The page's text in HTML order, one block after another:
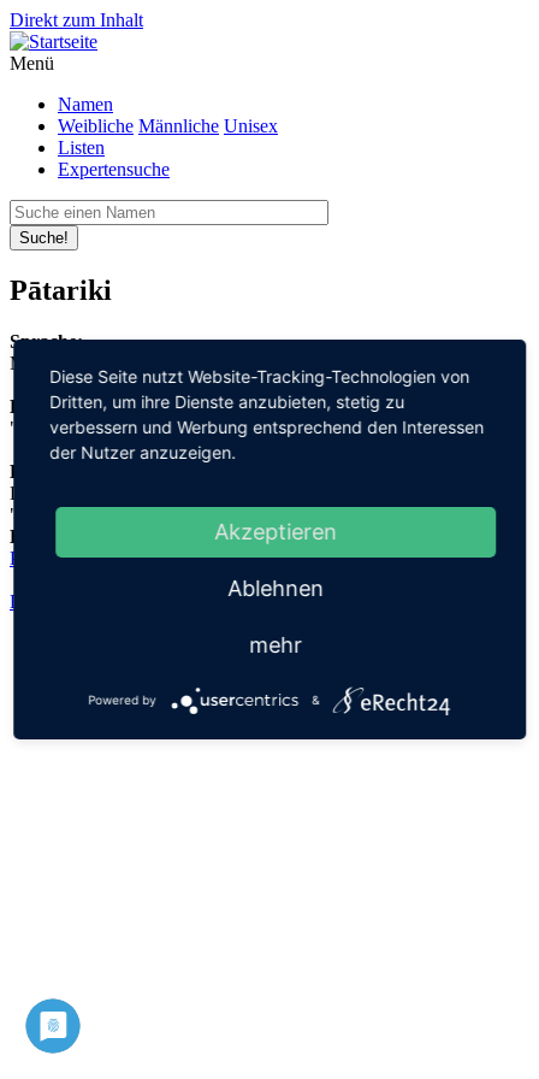
Direkt zum Inhalt
Menü
Namen
Weibliche Männliche Unisex
Listen
Expertensuche
Suche!
Pātariki
Sprache:
Maori
Bedeutung:
"adelig"
Herleitung:
Latein,
"patricius"
Herkunftsname:
Patricius
Datenschutz
Diese Seite nutzt Website-Tracking-Technologien von
Dritten, um ihre Dienste anzubieten, stetig zu
verbessern und Werbung entsprechend den Interessen
der Nutzer anzuzeigen.
Akzeptieren
Ablehnen
mehr
Powered by &